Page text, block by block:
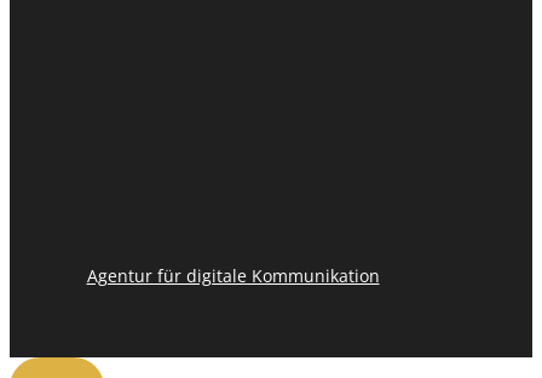
Agentur für digitale Kommunikation